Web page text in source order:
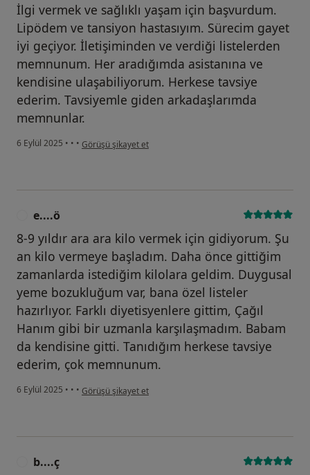
İlgi vermek ve sağlıklı yaşam için başvurdum.
Lipödem ve tansiyon hastasıyım. Sürecim gayet
iyi geçiyor. İletişiminden ve verdiği listelerden
memnunum. Her aradığımda asistanına ve
kendisine ulaşabiliyorum. Herkese tavsiye
ederim. Tavsiyemle giden arkadaşlarımda
memnunlar.
6 Eylül 2025 • • • kullanıcının görüşüne göre a....k
Görüşü şikayet et
e....ö
8-9 yıldır ara ara kilo vermek için gidiyorum. Şu
an kilo vermeye başladım. Daha önce gittiğim
zamanlarda istediğim kilolara geldim. Duygusal
yeme bozukluğum var, bana özel listeler
hazırlıyor. Farklı diyetisyenlere gittim, Çağıl
Hanım gibi bir uzmanla karşılaşmadım. Babam
da kendisine gitti. Tanıdığım herkese tavsiye
ederim, çok memnunum.
6 Eylül 2025 • • • kullanıcının görüşüne göre e....ö
Görüşü şikayet et
b....ç